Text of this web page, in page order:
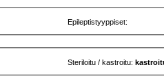
Epileptistyyppiset:
Steriloitu / kastroitu: